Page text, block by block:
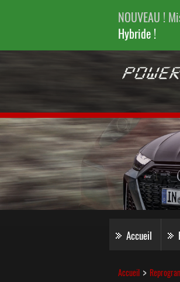
NOUVEAU !
Hybride !
Accueil
Accueil